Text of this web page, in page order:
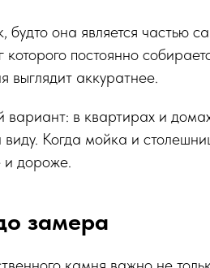
будто она является частью
постоянно
выглядит аккуратнее.
вариант: в квартирах и
виду. Когда мойка и
и дороже.
замера